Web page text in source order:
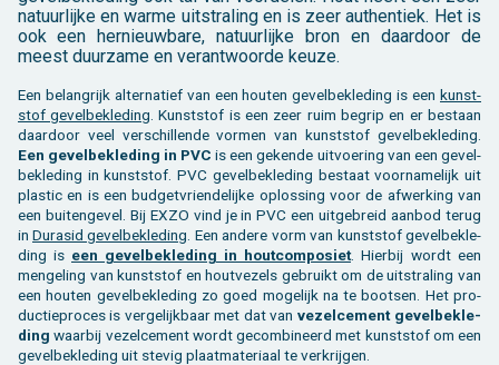
na­tuur­lij­ke en warme uit­stra­ling en is zeer au­then­tiek. Het is
ook een her­nieuw­ba­re, na­tuur­lij­ke bron en daar­door de
meest duur­za­me en ver­ant­woor­de keuze.
Een be­lang­rijk al­ter­na­tief van een hou­ten ge­vel­be­kle­ding is een kunst­
stof ge­vel­be­kle­ding . Kunst­stof is een zeer ruim be­grip en er be­staan
daar­door veel ver­schil­len­de vor­men van kunst­stof ge­vel­be­kle­ding.
Een ge­vel­be­kle­ding in PVC is een ge­ken­de uit­voe­ring van een ge­vel­
be­kle­ding in kunst­stof. PVC ge­vel­be­kle­ding be­staat voor­na­me­lijk uit
plas­tic en is een bud­get­vrien­de­lij­ke op­los­sing voor de af­wer­king van
een bui­ten­ge­vel. Bij EXZO vind je in PVC een uit­ge­breid aan­bod terug
in Du­ra­s­id ge­vel­be­kle­ding . Een an­de­re vorm van kunst­stof ge­vel­be­kle­
ding is een ge­vel­be­kle­ding in hout­com­po­siet. Hier­bij wordt een
men­ge­ling van kunst­stof en hout­ve­zels ge­bruikt om de uit­stra­ling van
een hou­ten ge­vel­be­kle­ding zo goed mo­ge­lijk na te boot­sen. Het pro­
duc­tie­pro­ces is ver­ge­lijk­baar met dat van ve­zel­ce­ment ge­vel­be­kle­
ding waar­bij ve­zel­ce­ment wordt ge­com­bi­neerd met kunst­stof om een
ge­vel­be­kle­ding uit ste­vig plaat­ma­te­ri­aal te ver­krij­gen.